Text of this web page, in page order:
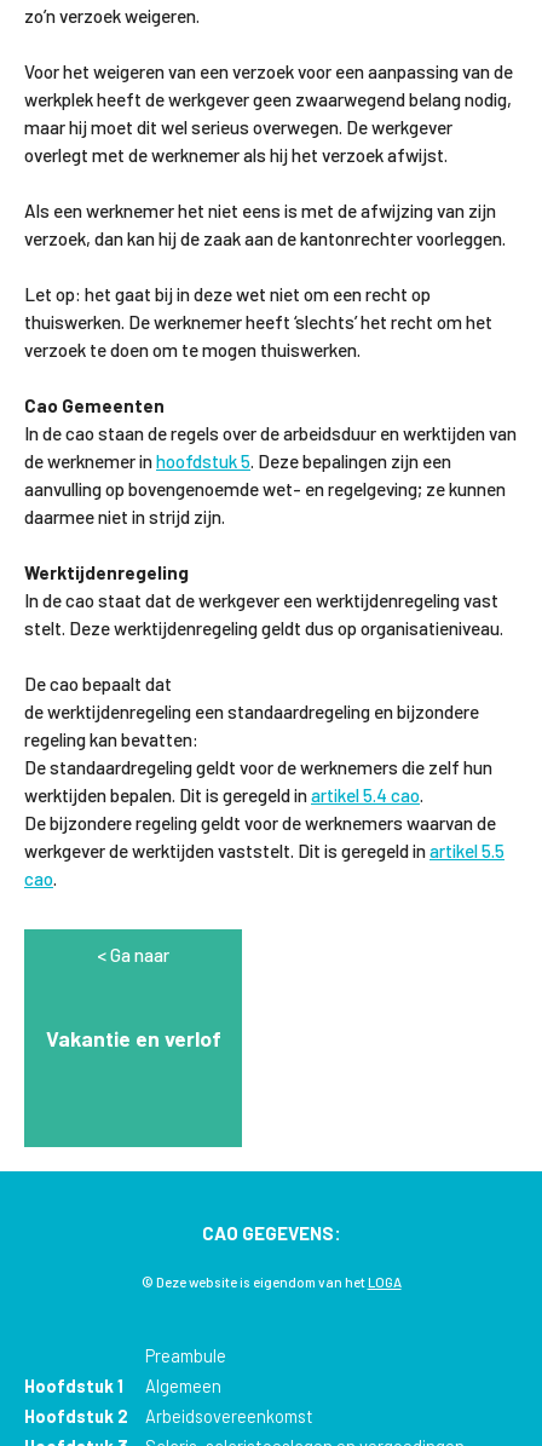
zo’n verzoek weigeren.
Voor het weigeren van een verzoek voor een aanpassing van de
werkplek heeft de werkgever geen zwaarwegend belang nodig,
maar hij moet dit wel serieus overwegen. De werkgever
overlegt met de werknemer als hij het verzoek afwijst.
Als een werknemer het niet eens is met de afwijzing van zijn
verzoek, dan kan hij de zaak aan de kantonrechter voorleggen.
Let op: het gaat bij in deze wet niet om een recht op
thuiswerken. De werknemer heeft ‘slechts’ het recht om het
verzoek te doen om te mogen thuiswerken.
Cao Gemeenten
In de cao staan de regels over de arbeidsduur en werktijden van
de werknemer inhoofdstuk 5 . Deze bepalingen zijn een
aanvulling op bovengenoemde wet- en regelgeving; ze kunnen
daarmee niet in strijd zijn.
Werktijdenregeling
In de cao staat dat de werkgever een werktijdenregeling vast
stelt. Deze werktijdenregeling geldt dus op organisatieniveau.
De cao bepaalt dat
de werktijdenregeling een standaardregeling en bijzondere
regeling kan bevatten:
De standaardregeling geldt voor de werknemers die zelf hun
werktijden bepalen. Dit is geregeld inartikel 5.4 cao
De bijzondere regeling geldt voor de werknemers waarvan de
werkgever de werktijden vaststelt. Dit is geregeld inartikel 5.5
cao
Ga naar
Vakantie en verlof
CAO GEGEVENS:
© Deze website is eigendom van hetLOGA
Preambule
Hoofdstuk 1
Algemeen
Hoofdstuk 2
Arbeidsovereenkomst